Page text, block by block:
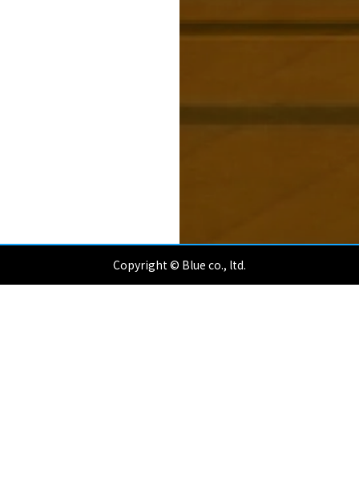
Copyright © Blue co., ltd.